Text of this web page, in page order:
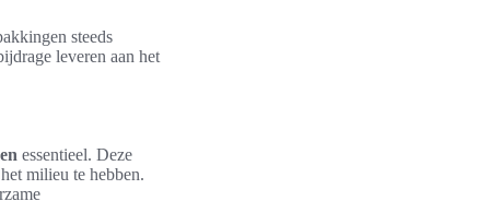
steeds
leveren aan het
essentieel. Deze
milieu te hebben.